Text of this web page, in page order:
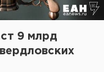
9 млрд